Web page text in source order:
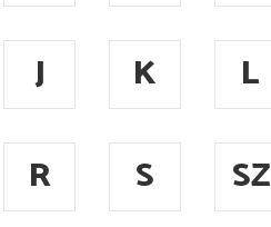
J K L
R S SZ